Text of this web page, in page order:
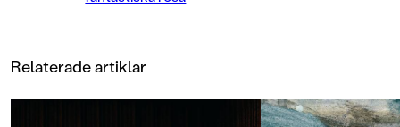
ta sig fram genom avloppsrör,
och möta rovdjur, som ugglor och
Relaterade artiklar